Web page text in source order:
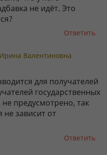
не идёт. Это
Ответить
Валентиновна
для получателей
государственных
предусмотрено, так
не зависит от
Ответить